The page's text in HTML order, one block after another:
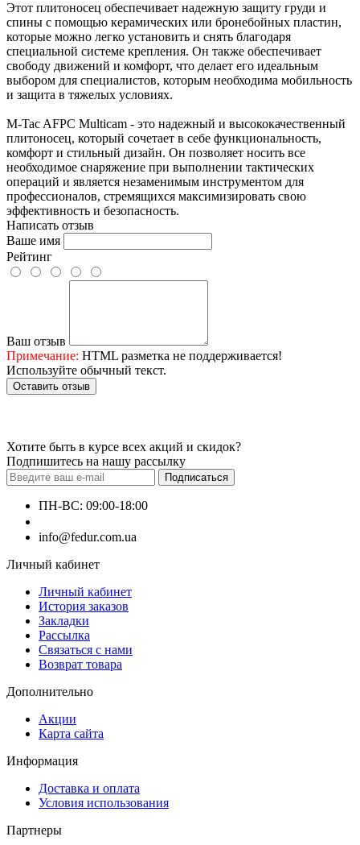
Этот плитоносец обеспечивает надежную защиту груди и
спины с помощью керамических или бронебойных пластин,
которые можно легко установить и снять благодаря
специальной системе крепления. Он также обеспечивает
свободу движений и комфорт, что делает его идеальным
выбором для специалистов, которым необходима мобильность
и защита в тяжелых условиях.
M-Tac AFPC Multicam - это надежный и высококачественный
плитоносец, который сочетает в себе функциональность,
комфорт и стильный дизайн. Он позволяет носить все
необходимое снаряжение при выполнении тактических
операций и является незаменимым инструментом для
профессионалов, стремящихся максимизировать свою
эффективность и безопасность.
Написать отзыв
Ваше имя
Рейтинг
Ваш отзыв
Примечание: HTML разметка не поддерживается!
Используйте обычный текст.
Оставить отзыв
Хотите быть в курсе всех акций и скидок?
Подпишитесь на нашу рассылку
Подписаться
ПН-ВС: 09:00-18:00
info@fedur.com.ua
Личный кабинет
Личный кабинет
История заказов
Закладки
Рассылка
Связаться с нами
Возврат товара
Дополнительно
Акции
Карта сайта
Информация
Доставка и оплата
Условия использования
Партнеры